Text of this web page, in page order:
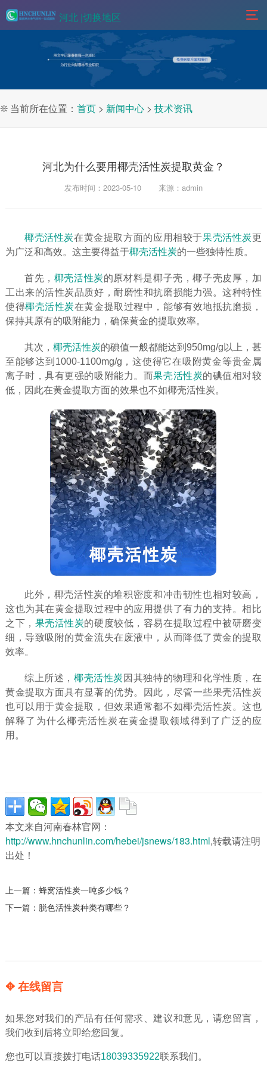
河北 |切换地区
❊ 当前所在位置： 首页 > 新闻中心 > 技术资讯
河北为什么要用椰壳活性炭提取黄金？
发布时间：2023-05-10 来源：admin
椰壳活性炭在黄金提取方面的应用相较于果壳活性炭更
为广泛和高效。这主要得益于椰壳活性炭的一些独特性质。
首先， 椰壳活性炭的原材料是椰子壳，椰子壳皮厚，加
工出来的活性炭品质好，耐磨性和抗磨损能力强。这种特性
使得椰壳活性炭在黄金提取过程中，能够有效地抵抗磨损，
保持其原有的吸附能力，确保黄金的提取效率。
其次， 椰壳活性炭的碘值一般都能达到950mg/g以上，甚
至能够达到1000-1100mg/g，这使得它在吸附黄金等贵金属
离子时，具有更强的吸附能力。而果壳活性炭的碘值相对较
低，因此在黄金提取方面的效果也不如椰壳活性炭。
此外，椰壳活性炭的堆积密度和冲击韧性也相对较高，
这也为其在黄金提取过程中的应用提供了有力的支持。相比
之下， 果壳活性炭的硬度较低，容易在提取过程中被研磨变
细，导致吸附的黄金流失在废液中，从而降低了黄金的提取
效率。
综上所述，椰壳活性炭 因其独特的物理和化学性质，在
黄金提取方面具有显著的优势。因此，尽管一些果壳活性炭
也可以用于黄金提取，但效果通常都不如椰壳活性炭。这也
解释了为什么椰壳活性炭在黄金提取领域得到了广泛的应
用。
本文来自河南春林官网：
http://www.hnchunlin.com/hebei/jsnews/183.html,转载请注明
出处！
上一篇： 蜂窝活性炭一吨多少钱？
下一篇： 脱色活性炭种类有哪些？
✥ 在线留言
如果您对我们的产品有任何需求、建议和意见，请您留言，
我们收到后将立即给您回复。
您也可以直接拨打电话18039335922联系我们。